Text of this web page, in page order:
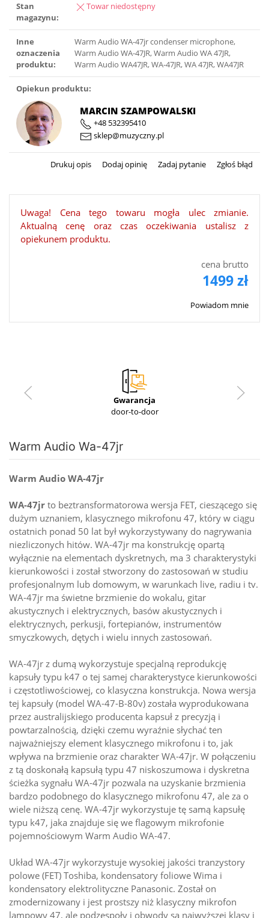
Stan
magazynu:
Towar niedostępny
Inne
oznaczenia
produktu:
Warm Audio WA-47jr condenser microphone,
Warm Audio WA-47JR, Warm Audio WA 47JR,
Warm Audio WA47JR, WA-47JR, WA 47JR, WA47JR
Opiekun produktu:
MARCIN SZAMPOWALSKI
+48 532395410
sklep@muzyczny.pl
Drukuj opis Dodaj opinię Zadaj pytanie Zgłoś błąd
Uwaga! Cena tego towaru mogła ulec zmianie.
Aktualną cenę oraz czas oczekiwania ustalisz z
opiekunem produktu.
cena brutto
1499 zł
Powiadom mnie
Gwarancja
door-to-door
Warm Audio Wa-47jr
Warm Audio WA-47jr
WA-47jr to beztransformatorowa wersja FET, cieszącego się
dużym uznaniem, klasycznego mikrofonu 47, który w ciągu
ostatnich ponad 50 lat był wykorzystywany do nagrywania
niezliczonych hitów. WA-47jr ma konstrukcję opartą
wyłącznie na elementach dyskretnych, ma 3 charakterystyki
kierunkowości i został stworzony do zastosowań w studiu
profesjonalnym lub domowym, w warunkach live, radiu i tv.
WA-47jr ma świetne brzmienie do wokalu, gitar
akustycznych i elektrycznych, basów akustycznych i
elektrycznych, perkusji, fortepianów, instrumentów
smyczkowych, dętych i wielu innych zastosowań.
WA-47jr z dumą wykorzystuje specjalną reprodukcję
kapsuły typu k47 o tej samej charakterystyce kierunkowości
i częstotliwościowej, co klasyczna konstrukcja. Nowa wersja
tej kapsuły (model WA-47-B-80v) została wyprodukowana
przez australijskiego producenta kapsuł z precyzją i
powtarzalnością, dzięki czemu wyraźnie słychać ten
najważniejszy element klasycznego mikrofonu i to, jak
wpływa na brzmienie oraz charakter WA-47jr. W połączeniu
z tą doskonałą kapsułą typu 47 niskoszumowa i dyskretna
ścieżka sygnału WA-47jr pozwala na uzyskanie brzmienia
bardzo podobnego do klasycznego mikrofonu 47, ale za o
wiele niższą cenę. WA-47jr wykorzystuje tę samą kapsułę
typu k47, jaka znajduje się we flagowym mikrofonie
pojemnościowym Warm Audio WA-47.
Układ WA-47jr wykorzystuje wysokiej jakości tranzystory
polowe (FET) Toshiba, kondensatory foliowe Wima i
kondensatory elektrolityczne Panasonic. Został on
zmodernizowany i jest prostszy niż klasyczny mikrofon
lampowy 47, ale podzespoły i obwody są najwyższej klasy i